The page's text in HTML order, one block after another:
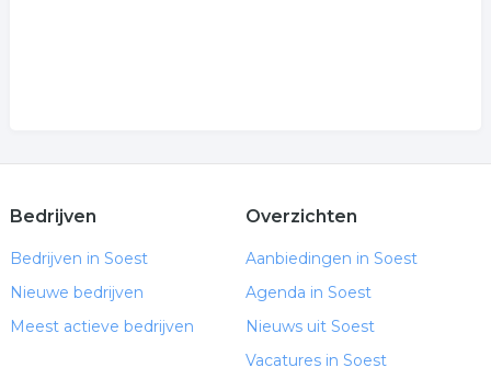
Bedrijven
Bedrijven in Soest
Nieuwe bedrijven
Meest actieve bedrijven
Overzichten
Aanbiedingen in Soest
Agenda in Soest
Nieuws uit Soest
Vacatures in Soest